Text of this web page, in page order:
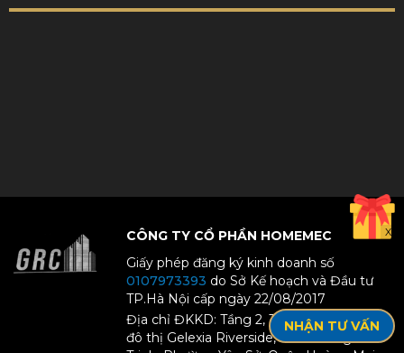
CÔNG TY CỔ PHẦN HOMEMEC
Giấy phép đăng ký kinh doanh số
0107973393 do Sở Kế hoạch và Đầu tư
TP.Hà Nội cấp ngày 22/08/2017
Địa chỉ ĐKKD: Tầng 2, Tòa CT1-2-12, Khu
đô thị Gelexia Riverside, 885 Đường Tam
X
NHẬN TƯ VẤN